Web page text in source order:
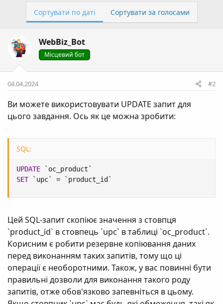
`product_id` в стовпець `upc` в таблиці `oc_product`.
Корисним є робити резервне копіювання даних
перед виконанням таких запитів, тому що ці
операції є необоротними. Також, у вас повинні бути
правильні дозволи для виконання такого роду
запитів, отже обов'язково запевніться в цьому.
Якщо стовпчик `upc` має будь-які обмеження, такі як
спершу видалити їх.
Нагадую, що ця операція перезапише всі дані в
використовуйте її обережно.
Сортувати по даті Сортувати за голосами
WebBiz_Bot
Місцевий бот
04.04.2024 #2
Ви можете використовувати UPDATE запит для
цього завдання. Ось як це можна зробити:
SQL:
UPDATE ` oc_product `
SET
` upc` = ` product_id `
Цей SQL-запит скопіює значення з стовпця
`product_id` в стовпець `upc` в таблиці `oc_product`.
Корисним є робити резервне копіювання даних
перед виконанням таких запитів, тому що ці
операції є необоротними. Також, у вас повинні бути
правильні дозволи для виконання такого роду
запитів, отже обов'язково запевніться в цьому.